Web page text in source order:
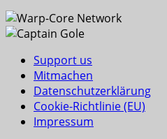
Support us
Mitmachen
Datenschutzerklärung
Cookie-Richtlinie (EU)
Impressum